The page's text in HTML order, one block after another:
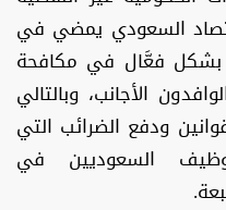
السعودي يمضي في
فعَّال في مكافحة
الأجانب، وبالتالي
ودفع الضرائب التي
السعوديين في